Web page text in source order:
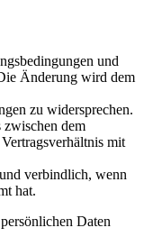
und
Änderung wird dem
zu widersprechen.
zwischen dem
mit
verbindlich, wenn
hat.
Daten